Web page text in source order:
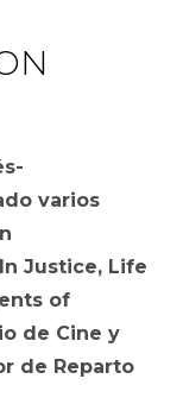
varios
Justice, Life
of
de Cine y
de Reparto